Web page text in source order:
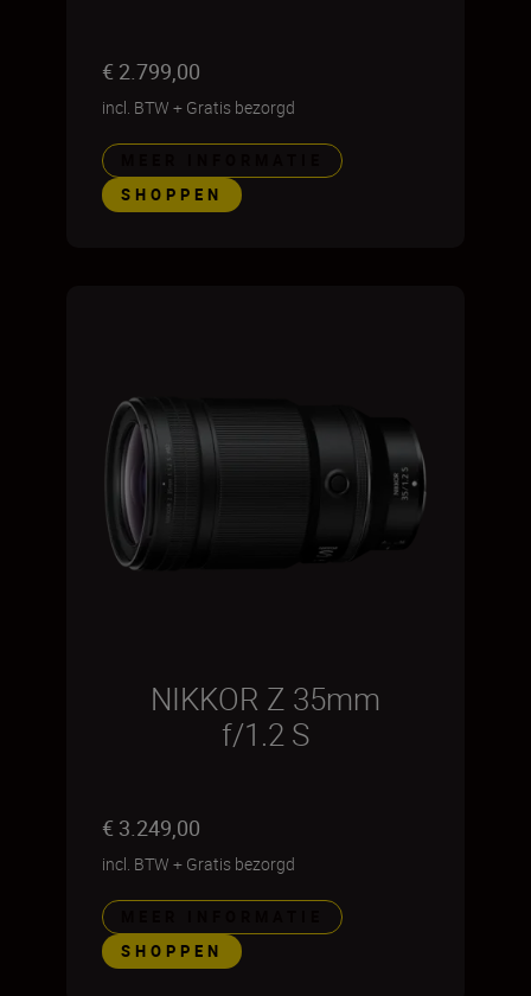
€ 2.799,00
incl. BTW + Gratis bezorgd
SHOPPEN
NIKKOR Z 35mm
f/1.2 S
€ 3.249,00
incl. BTW + Gratis bezorgd
SHOPPEN